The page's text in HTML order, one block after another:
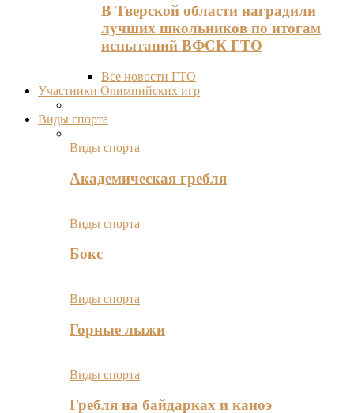
В Тверской области наградили
лучших школьников по итогам
испытаний ВФСК ГТО
Все новости ГТО
Участники Олимпийских игр
Виды спорта
Виды спорта
Академическая гребля
Виды спорта
Бокс
Виды спорта
Горные лыжи
Виды спорта
Гребля на байдарках и каноэ